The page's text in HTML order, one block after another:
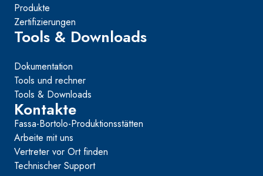
Produkte
Zertifizierungen
Tools & Downloads
Dokumentation
Tools und rechner
Tools & Downloads
Kontakte
Fassa-Bortolo-Produktionsstätten
Arbeite mit uns
Vertreter vor Ort finden
Technischer Support